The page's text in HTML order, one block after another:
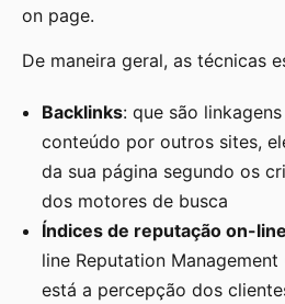
on page.
De maneira geral, as técnicas
Backlinks: que são
conteúdo por outros sites,
da sua página segundo os
dos motores de busca
Índices de reputação on-line
line Reputation
está a percepção dos